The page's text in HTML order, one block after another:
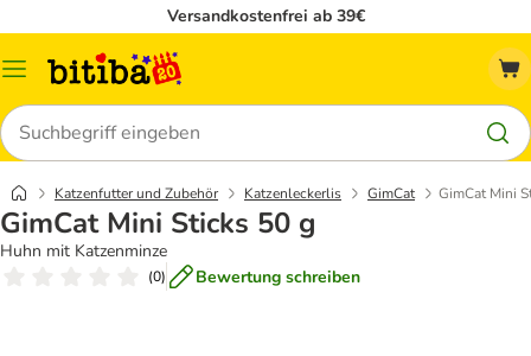
Versandkostenfrei ab 39€
Menü
Suchen
Katzenfutter und Zubehör Katzenleckerlis GimCat GimCat Mini
GimCat Mini Sticks 50 g
Huhn mit Katzenminze
(0) Bewertung schreiben